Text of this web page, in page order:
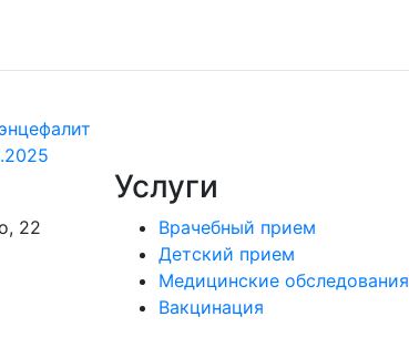
22
Услуги
Врачебный прием
Детский прием
Медицинские обследования
Вакцинация